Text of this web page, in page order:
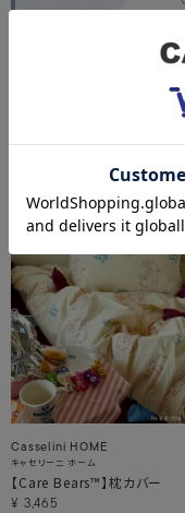
Casselini HOME
キャセリーニ ホーム
【Care Bears™】枕カバー
¥ 3,465